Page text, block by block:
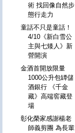
術 找回像自然步
態行走力
童話不只是童話！
4/10《新白雪公
主與七矮人》新
營開演
金酒首開放限量
1000公升包罈儲
酒銀行 《千金
藏》高端窖藏登
場
彰化榮家感謝楊老
師義剪團 為長輩